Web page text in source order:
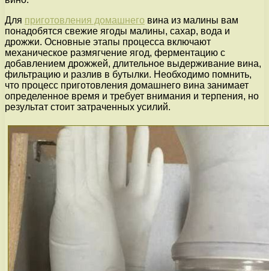
Для приготовления домашнего вина из малины вам
понадобятся свежие ягоды малины, сахар, вода и
дрожжи. Основные этапы процесса включают
механическое размягчение ягод, ферментацию с
добавлением дрожжей, длительное выдерживание вина,
фильтрацию и разлив в бутылки. Необходимо помнить,
что процесс приготовления домашнего вина занимает
определенное время и требует внимания и терпения, но
результат стоит затраченных усилий.